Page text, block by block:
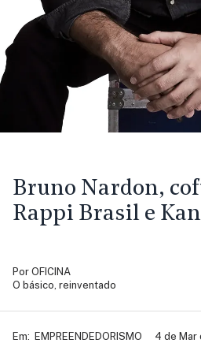
Bruno Nardon,
Rappi Brasil e
Por OFICINA
O básico, reinventado
Em: EMPREENDEDORISMO 4 de Mar